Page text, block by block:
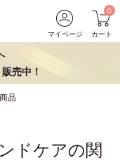
マイページ
0
カート
売中！
品
ドケアの関